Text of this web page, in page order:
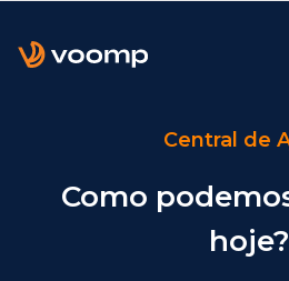
Central de
Como
hoje?